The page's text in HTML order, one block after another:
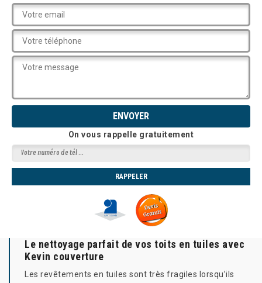
On vous rappelle gratuitement
Le nettoyage parfait de vos toits en tuiles avec
Kevin couverture
Les revêtements en tuiles sont très fragiles lorsqu’ils